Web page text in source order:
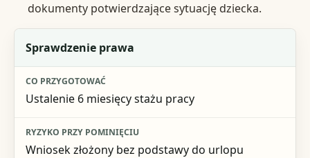
dokumenty potwierdzające sytuację dziecka.
Krok
Co przygotować
Ryzyko przy pominięciu
Sprawdzenie prawa
Ustalenie 6 miesięcy stażu pracy
Wniosek złożony bez podstawy do urlopu